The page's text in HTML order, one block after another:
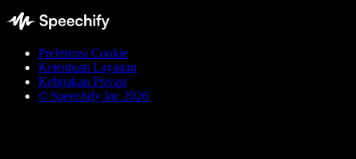
Preferensi Cookie
Ketentuan Layanan
Kebijakan Privasi
© Speechify Inc 2026